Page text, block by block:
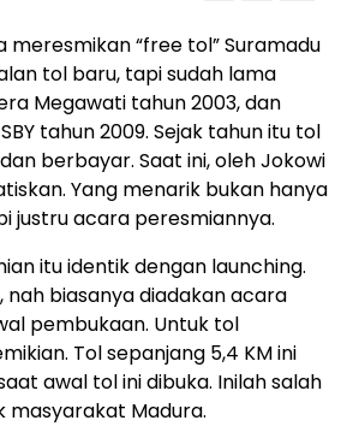
meresmikan “free tol” Suramadu
tol baru, tapi sudah lama
Megawati tahun 2003, dan
tahun 2009. Sejak tahun itu tol
berbayar. Saat ini, oleh Jokowi
Yang menarik bukan hanya
justru acara peresmiannya.
itu identik dengan launching.
nah biasanya diadakan acara
pembukaan. Untuk tol
Tol sepanjang 5,4 KM ini
awal tol ini dibuka. Inilah salah
masyarakat Madura.